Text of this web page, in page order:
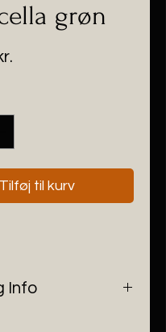
grøn
Tilføj til kurv
Info